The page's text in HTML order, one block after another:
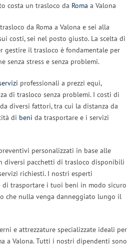
costa un trasloco da Roma a Valona
da Roma a Valona e sei alla
costi, sei nel posto giusto. La scelta di
gestire il trasloco è fondamentale per
senza stress e senza problemi.
professionali a prezzi equi,
di trasloco senza problemi. I costi di
diversi fattori, tra cui la distanza da
di beni da trasportare e i servizi
personalizzati in base alle
diversi pacchetti di trasloco disponibili
richiesti. I nostri esperti
di trasportare i tuoi beni in modo sicuro
che nulla venga danneggiato lungo il
e attrezzature specializzate ideali per
a Valona. Tutti i nostri dipendenti sono